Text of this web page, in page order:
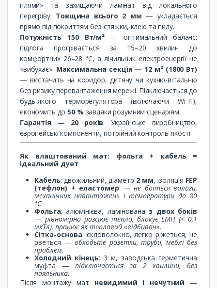
плями» та захищаючи ламінат від локального
перегріву. Товщина всього 2 мм — укладається
прямо під покриттям без стяжки, клею та пилу.
Потужність 150 Вт/м²— оптимальний баланс:
підлога прогрівається за 15–20 хвилин до
комфортних 26–28 °C, а лічильник електроенергії не
«вибухає». Максимальна секція — 12 м² (1800 Вт)
— вистачить на коридор, дитячу чи кухню-вітальню
без ризику перевантаження мережі. Підключається до
будь-якого терморегулятора (включаючи Wi-Fi),
економить до50 % завдяки розумним сценаріям.
Гарантія — 20 років. Українське виробництво,
європейські компоненти, потрійний контроль якості.
Як влаштований мат: фольга + кабель =
ідеальний дует
Кабель: двожильний, діаметр 2 мм, ізоляція FEP
(тефлон) + еластомер — не боїться вологи,
механічних навантажень і температури до 80
°C.
Фольга: алюмінієва, ламінованаз двох боків
— рівномірно розсіює тепло, блокує ЕМП (< 0,1
мкТл), працює як тепловий «відбивач».
Сітка-основа: скловолокно, легко ріжеться, не
рветься — обходьте розетки, труби, меблі без
проблем.
Холодний кінець: 3 м, заводська герметична
муфта —підключається за 2 хвилини, без
паяльника.
Після монтажу мат невидимий і нечутний —